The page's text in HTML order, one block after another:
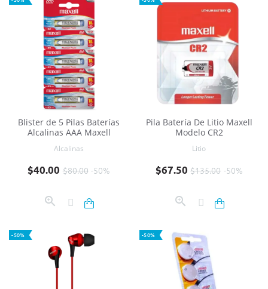
Blister de 5 Pilas Baterías
Alcalinas AAA Maxell
Alcalinas
Precio base$80.00 -50%
Precio
$40.00
Pila Batería De Litio Maxell
Modelo CR2
Litio
Precio base$135.00 -50%
Precio
$67.50
-50% -50%